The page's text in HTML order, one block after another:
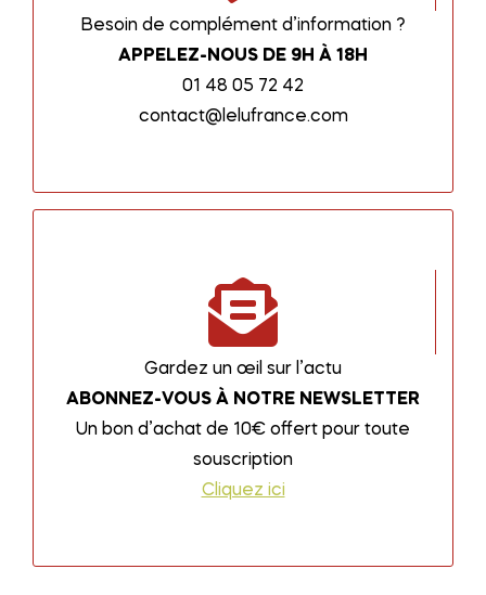
Besoin de complément d’information ?
APPELEZ-NOUS DE 9H À 18H
01 48 05 72 42
contact@lelufrance.com
Gardez un œil sur l’actu
ABONNEZ-VOUS À NOTRE NEWSLETTER
Un bon d’achat de 10€ offert pour toute
souscription
Cliquez ici